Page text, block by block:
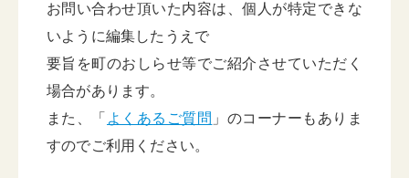
お問い合わせ頂いた内容は、個人が特定できな
いように編集したうえで
要旨を町のおしらせ等でご紹介させていただく
場合があります。
また、「 よくあるご質問 」のコーナーもありま
すのでご利用ください。